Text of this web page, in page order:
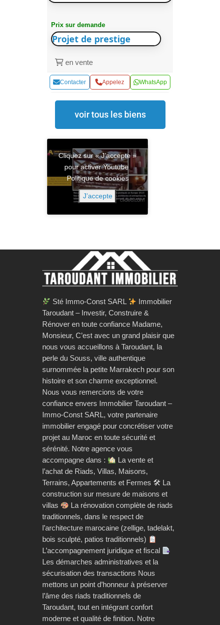
Prix sur demande
Projet de prestige
en vente
Contacter Appelez WhatsApp
voir tous les biens
Cliquez sur « J’accepte »
pour activer Youtube
Politique de cookies
J’accepte
Sté Immo-Const SARL
Immobilier
Taroudant – Investir, Construire &
Rénover en toute confiance Madame,
Monsieur, C’est avec un grand plaisir que
nous vous accueillons à Taroudant, la
perle du Souss, ville authentique
surnommée la petite Marrakech pour son
histoire et son charme exceptionnel.
Nous vous remercions de votre
confiance envers Immobilier Taroudant –
Immo-Const SARL, votre partenaire
immobilier engagé pour concrétiser votre
projet au Maroc en toute sécurité et
sérénité. Notre agence vous
accompagne dans :
La vente et
l’achat de Riads, Villas, Maisons,
Terrains, Appartements et Fermes 🛠 La
construction sur mesure de maisons et
villas
La rénovation complète de riads
traditionnels, dans le respect de
l’architecture marocaine (zellige, tadelakt,
bois sculpté, patios traditionnels)
L’accompagnement juridique et fiscal
Les démarches administratives et la
sécurisation des transactions Nous
mettons un point d’honneur à préserver
l’âme des riads traditionnels de
Taroudant, tout en intégrant confort
moderne et qualité de finition. Notre